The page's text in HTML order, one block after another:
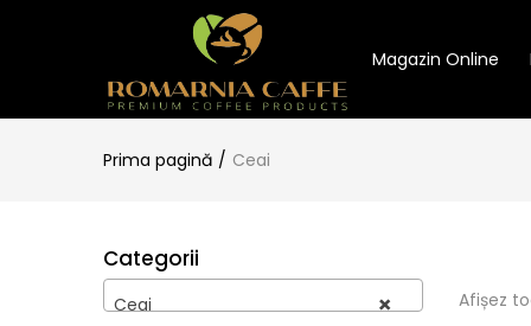
Magazin Online
Prima pagină Ceai
Afișez
Categorii
×
Ceai